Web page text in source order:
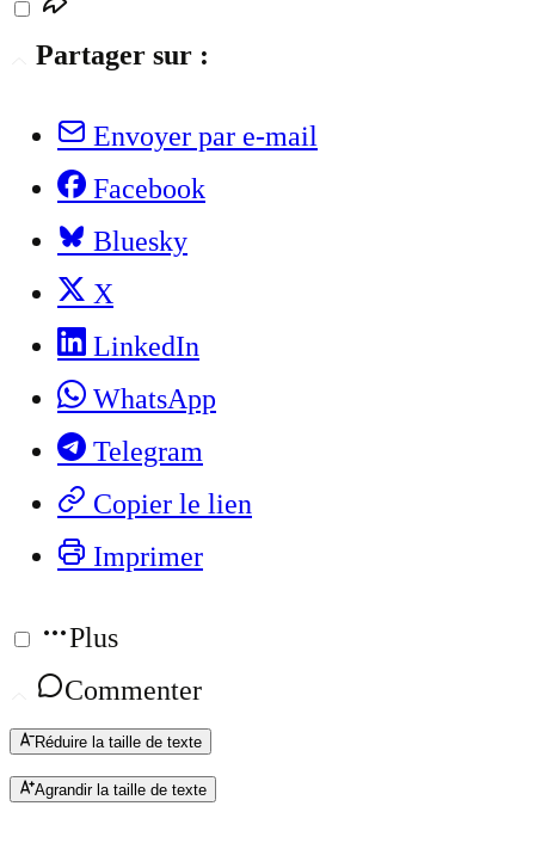
Partager sur :
Envoyer par e-mail
Facebook
Bluesky
X
LinkedIn
WhatsApp
Telegram
Copier le lien
Imprimer
Plus
Commenter
Réduire la taille de texte
Agrandir la taille de texte